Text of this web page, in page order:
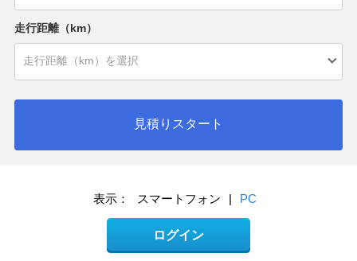
走行距離（km）
見積りスタート
表示： スマートフォン | PC
ログイン